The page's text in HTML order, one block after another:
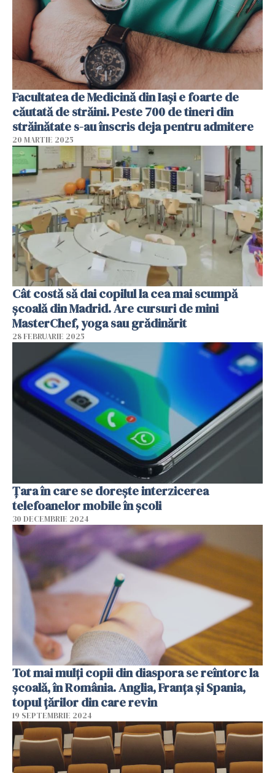
Facultatea de Medicină din Iași e foarte de
căutată de străini. Peste 700 de tineri din
străinătate s-au înscris deja pentru admitere
20 MARTIE 2025
Cât costă să dai copilul la cea mai scumpă
școală din Madrid. Are cursuri de mini
MasterChef, yoga sau grădinărit
28 FEBRUARIE 2025
Țara în care se dorește interzicerea
telefoanelor mobile în școli
30 DECEMBRIE 2024
Tot mai mulți copii din diaspora se reîntorc la
școală, în România. Anglia, Franţa şi Spania,
topul țărilor din care revin
19 SEPTEMBRIE 2024